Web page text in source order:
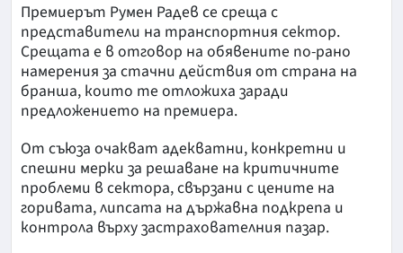
Премиерът Румен Радев се среща с
представители на транспортния сектор.
Срещата е в отговор на обявените по-рано
намерения за стачни действия от страна на
бранша, които те отложиха заради
предложението на премиера.
От съюза очакват адекватни, конкретни и
спешни мерки за решаване на критичните
проблеми в сектора, свързани с цените на
горивата, липсата на държавна подкрепа и
контрола върху застрахователния пазар.